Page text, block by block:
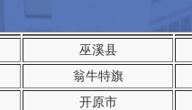
巫溪县
翁牛特旗
开原市